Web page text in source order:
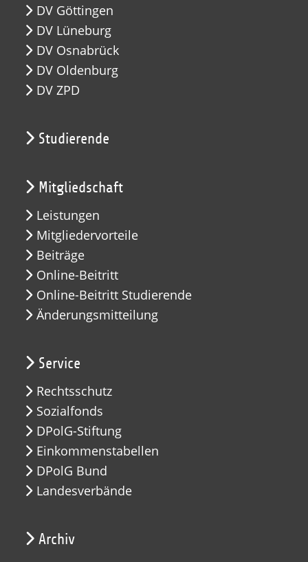
DV Göttingen
DV Lüneburg
DV Osnabrück
DV Oldenburg
DV ZPD
Studierende
Mitgliedschaft
Leistungen
Mitgliedervorteile
Beiträge
Online-Beitritt
Online-Beitritt Studierende
Änderungsmitteilung
Service
Rechtsschutz
Sozialfonds
DPolG-Stiftung
Einkommenstabellen
DPolG Bund
Landesverbände
Archiv